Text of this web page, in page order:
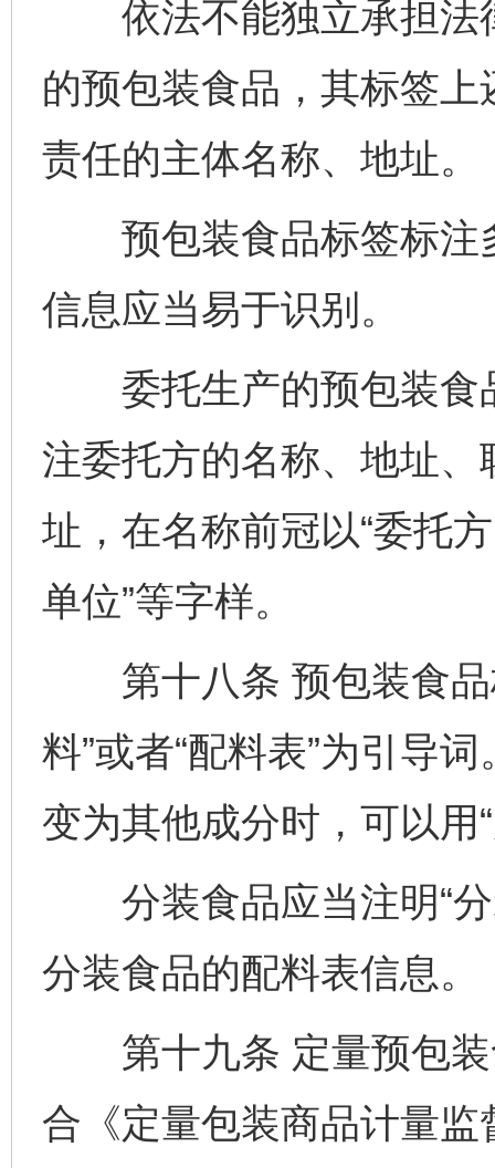
依法不能独立承担法
的预包装食品，其标签
责任的主体名称、地址。
预包装食品标签标注
信息应当易于识别。
委托生产的预包装食
注委托方的名称、地址
址，在名称前冠以“委托
单位”等字样。
第十八条 预包装食品
料”或者“配料表”为引导
变为其他成分时，可以用
分装食品应当注明“分
分装食品的配料表信息。
第十九条 定量预包装
合《定量包装商品计量